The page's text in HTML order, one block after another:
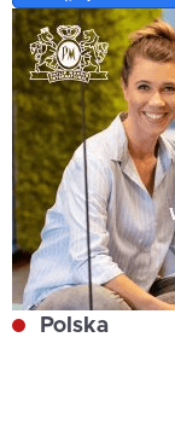
Polska